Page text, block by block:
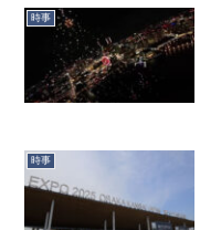
時事
時事